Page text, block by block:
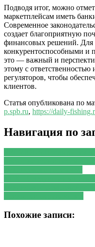
Подводя итог, можно
маркетплейсам иметь
Современное
создает благоприятную
финансовых решений. Для
конкурентоспособными и
это — важный и
этому с
регуляторов, чтобы
клиентов.
Статья опубликована по
p.spb.ru, https://daily-
Навигация по
Похожие записи: